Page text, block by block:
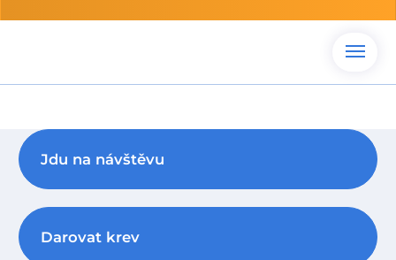
Jdu na návštěvu
Darovat krev